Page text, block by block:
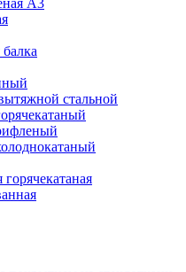
А3
стальной